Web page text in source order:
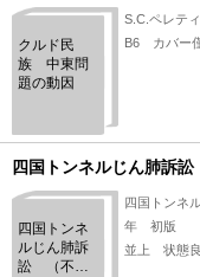
クルド民
族 中東問
題の動因
S.C.ペレテ
B6 カバー
四国トンネルじん肺訴
四国トンネ
ルじん肺訴
訟 （不治
四国トンネ
年 初版
並上 状態